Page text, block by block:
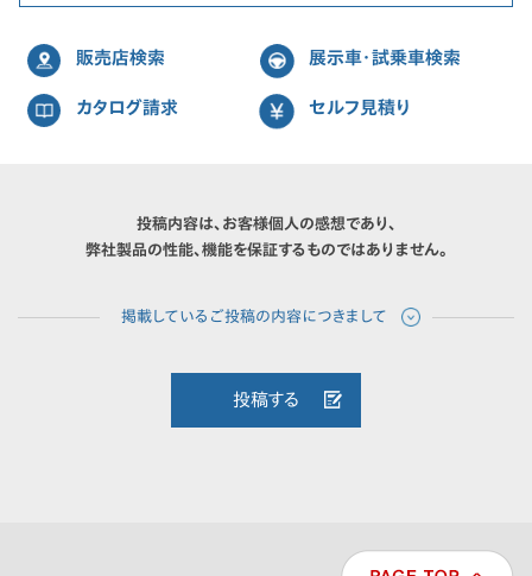
販売店検索 展示車・試乗車検索
カタログ請求 セルフ見積り
投稿内容は、お客様個人の感想であり、
弊社製品の性能、機能を保証するものではありません。
投稿する